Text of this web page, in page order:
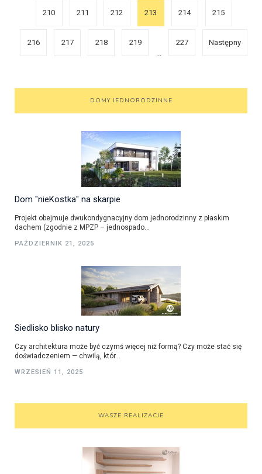
210 211 212 213 214 215
216 217 218
219
227 Następny
DOMY JEDNORODZINNE
Dom "nieKostka" na skarpie
Projekt obejmuje dwukondygnacyjny dom jednorodzinny z płaskim
dachem (zgodnie z MPZP – jednospado...
PAŹDZIERNIK 21, 2025
Siedlisko blisko natury
Czy architektura może być czymś więcej niż formą? Czy może stać się
doświadczeniem — chwilą, któr...
WRZESIEŃ 11, 2025
WASZE REALIZACJE